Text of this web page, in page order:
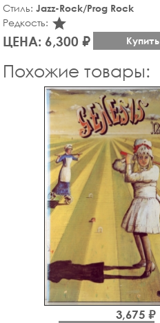
Стиль: Jazz-Rock/Prog Rock
Редкость: star_rate
ЦЕНА: 6,300 ₽ Купить
Похожие товары:
3,675 ₽